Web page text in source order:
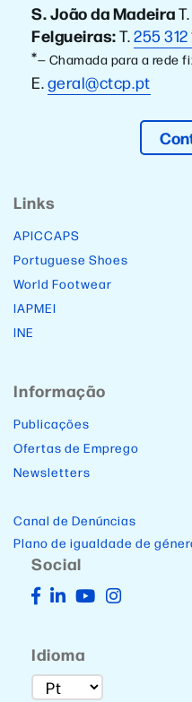
S. João da MadeiraT.
Felgueiras:T.255 312
*— Chamada para a rede
E.geral@ctcp.pt
Links
APICCAPS
Portuguese Shoes
World Footwear
IAPMEI
INE
Informação
Publicações
Ofertas de Emprego
Newsletters
Canal de Denúncias
Plano de igualdade de
Social
Idioma